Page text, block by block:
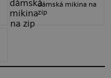
dámská mikina na
zip